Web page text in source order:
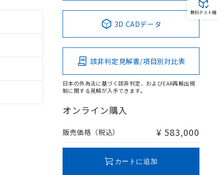
3D CADデータ
該非判定見解書/項目別対比表
日本の外為法に基づく該非判定、およびEAR再輸出規
制に関する見解が入手できます。
オンライン購入
販売価格（税込） ¥ 583,000
カートに追加
無料テスト機